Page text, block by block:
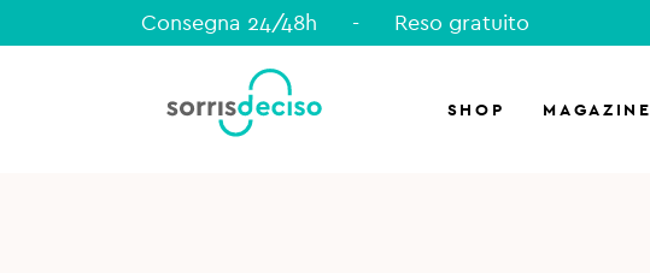
Consegna 24/48h - Reso gratuito
SHOP MAGAZINE